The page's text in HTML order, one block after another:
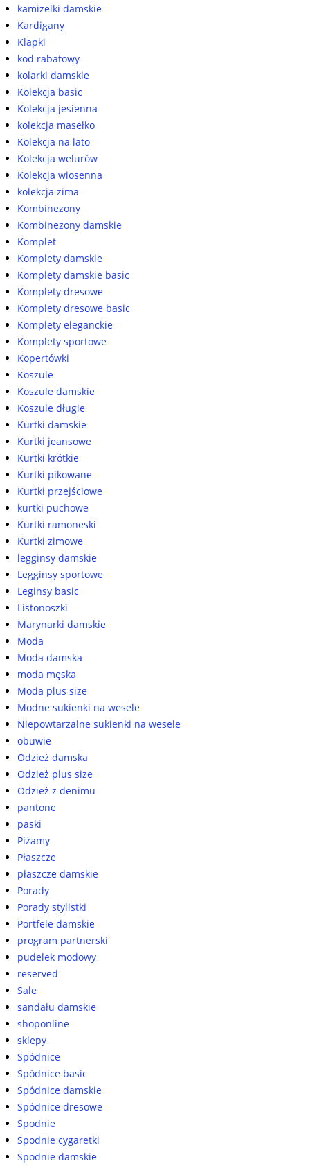
kamizelki damskie
Kardigany
Klapki
kod rabatowy
kolarki damskie
Kolekcja basic
Kolekcja jesienna
kolekcja masełko
Kolekcja na lato
Kolekcja welurów
Kolekcja wiosenna
kolekcja zima
Kombinezony
Kombinezony damskie
Komplet
Komplety damskie
Komplety damskie basic
Komplety dresowe
Komplety dresowe basic
Komplety eleganckie
Komplety sportowe
Kopertówki
Koszule
Koszule damskie
Koszule długie
Kurtki damskie
Kurtki jeansowe
Kurtki krótkie
Kurtki pikowane
Kurtki przejściowe
kurtki puchowe
Kurtki ramoneski
Kurtki zimowe
legginsy damskie
Legginsy sportowe
Leginsy basic
Listonoszki
Marynarki damskie
Moda
Moda damska
moda męska
Moda plus size
Modne sukienki na wesele
Niepowtarzalne sukienki na wesele
obuwie
Odzież damska
Odzież plus size
Odzież z denimu
pantone
paski
Piżamy
Płaszcze
płaszcze damskie
Porady
Porady stylistki
Portfele damskie
program partnerski
pudelek modowy
reserved
Sale
sandału damskie
shoponline
sklepy
Spódnice
Spódnice basic
Spódnice damskie
Spódnice dresowe
Spodnie
Spodnie cygaretki
Spodnie damskie